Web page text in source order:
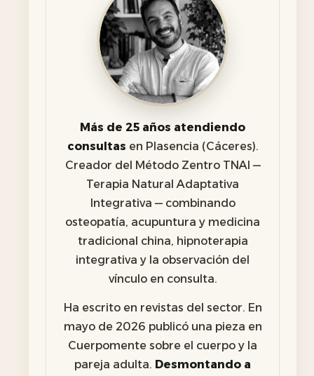
Más de 25 años atendiendo
consultas en Plasencia (Cáceres).
Creador del Método Zentro TNAI —
Terapia Natural Adaptativa
Integrativa — combinando
osteopatía, acupuntura y medicina
tradicional china, hipnoterapia
integrativa y la observación del
vínculo en consulta.
Ha escrito en revistas del sector. En
mayo de 2026 publicó una pieza en
Cuerpomente sobre el cuerpo y la
pareja adulta. Desmontando a